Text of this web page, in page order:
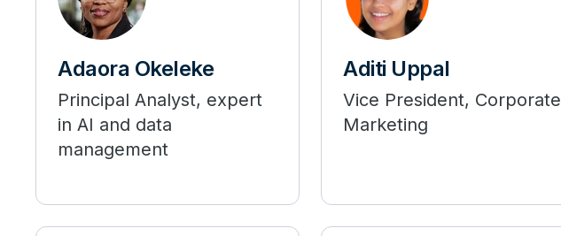
Adaora Okeleke
Principal Analyst, expert
in AI and data
management
Aditi Uppal
Vice President, Corporate
Marketing